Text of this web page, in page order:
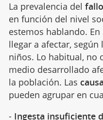
La prevalencia del
en función del nivel
estemos hablando.
llegar a afectar, según
niños. Lo habitual, no
medio desarrollado
la población. Las
pueden agrupar en
- Ingesta insuficiente